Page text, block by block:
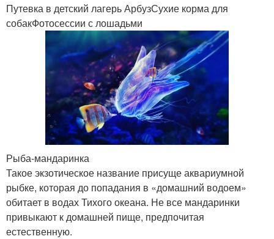
Путевка в детский лагерь АрбузСухие корма для
собакФотосессии с лошадьми
Рыба-мандаринка
Такое экзотическое название присуще аквариумной
рыбке, которая до попадания в «домашний водоем»
обитает в водах Тихого океана. Не все мандаринки
привыкают к домашней пище, предпочитая
естественную.